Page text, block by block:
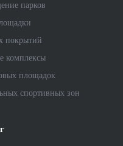
парков
покрытий
комплексы
площадок
спортивных зон